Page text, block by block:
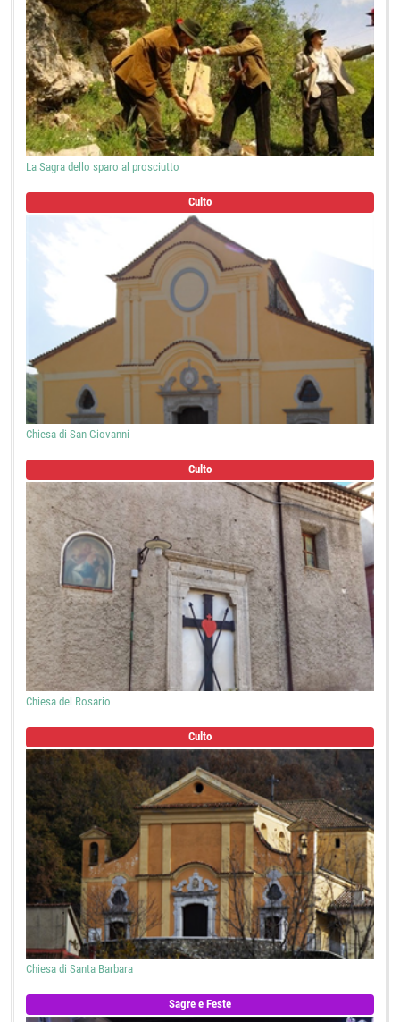
La Sagra dello sparo al prosciutto
Culto
Chiesa di San Giovanni
Culto
Chiesa del Rosario
Culto
Chiesa di Santa Barbara
Sagre e Feste